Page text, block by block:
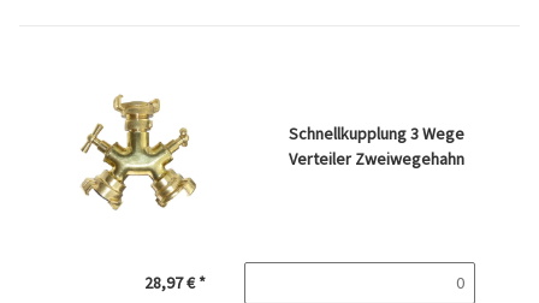
Schnellkupplung 3 Wege
Verteiler Zweiwegehahn
28,97 €*